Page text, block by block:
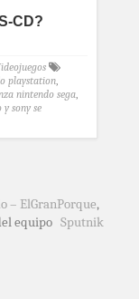
CD?
playstation,
nintendo sega,
sony se
– ElGranPorque,
equipo Sputnik